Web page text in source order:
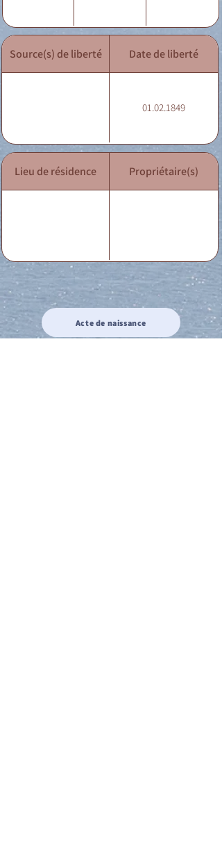
Source(s) de liberté Date de liberté
01.02.1849
Lieu de résidence Propriétaire(s)
Acte de naissance